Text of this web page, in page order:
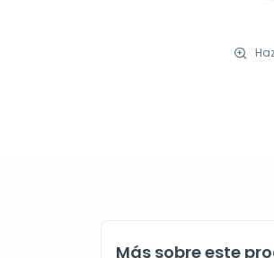
Más sobre este